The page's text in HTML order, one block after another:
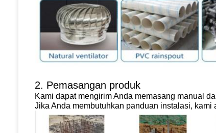
2. Pemasangan produk
Kami dapat mengirim Anda memasang manual
Jika Anda membutuhkan panduan instalasi,